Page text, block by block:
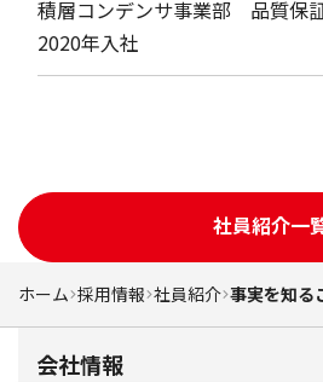
積層コンデンサ事業部 品質保
2020年入社
社員紹介一
ホーム 採用情報 社員紹介 事実を知る
会社情報